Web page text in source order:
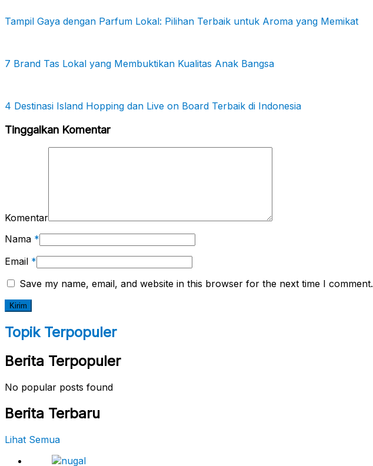
Tampil Gaya dengan Parfum Lokal: Pilihan Terbaik untuk Aroma yang Memikat
7 Brand Tas Lokal yang Membuktikan Kualitas Anak Bangsa
4 Destinasi Island Hopping dan Live on Board Terbaik di Indonesia
Tinggalkan Komentar
Komentar
Nama *
Email *
Save my name, email, and website in this browser for the next time I comment.
Topik Terpopuler
Berita Terpopuler
No popular posts found
Berita Terbaru
Lihat Semua